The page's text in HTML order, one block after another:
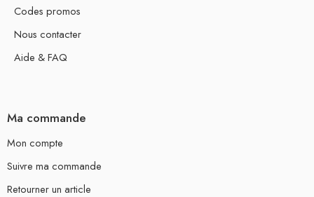
Codes promos
Nous contacter
Aide & FAQ
Ma commande
Mon compte
Suivre ma commande
Retourner un article